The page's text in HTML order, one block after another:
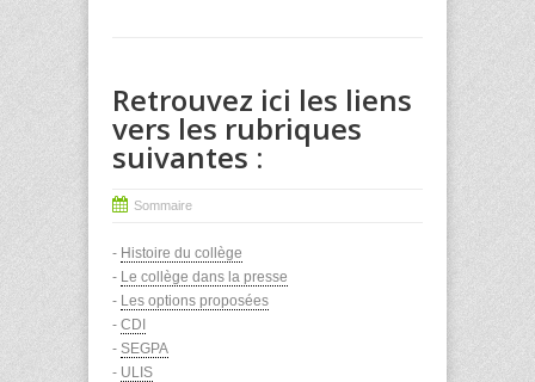
Retrouvez ici les liens
vers les rubriques
suivantes :
Sommaire
- Histoire du collège
- Le collège dans la presse
- Les options proposées
- CDI
- SEGPA
- ULIS